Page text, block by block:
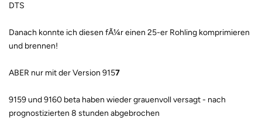
DTS
Danach konnte ich diesen fÃ¼r einen 25-er Rohling komprimieren
und brennen!
ABER nur mit der Version 9157
9159 und 9160 beta haben wieder grauenvoll versagt - nach
prognostizierten 8 stunden abgebrochen